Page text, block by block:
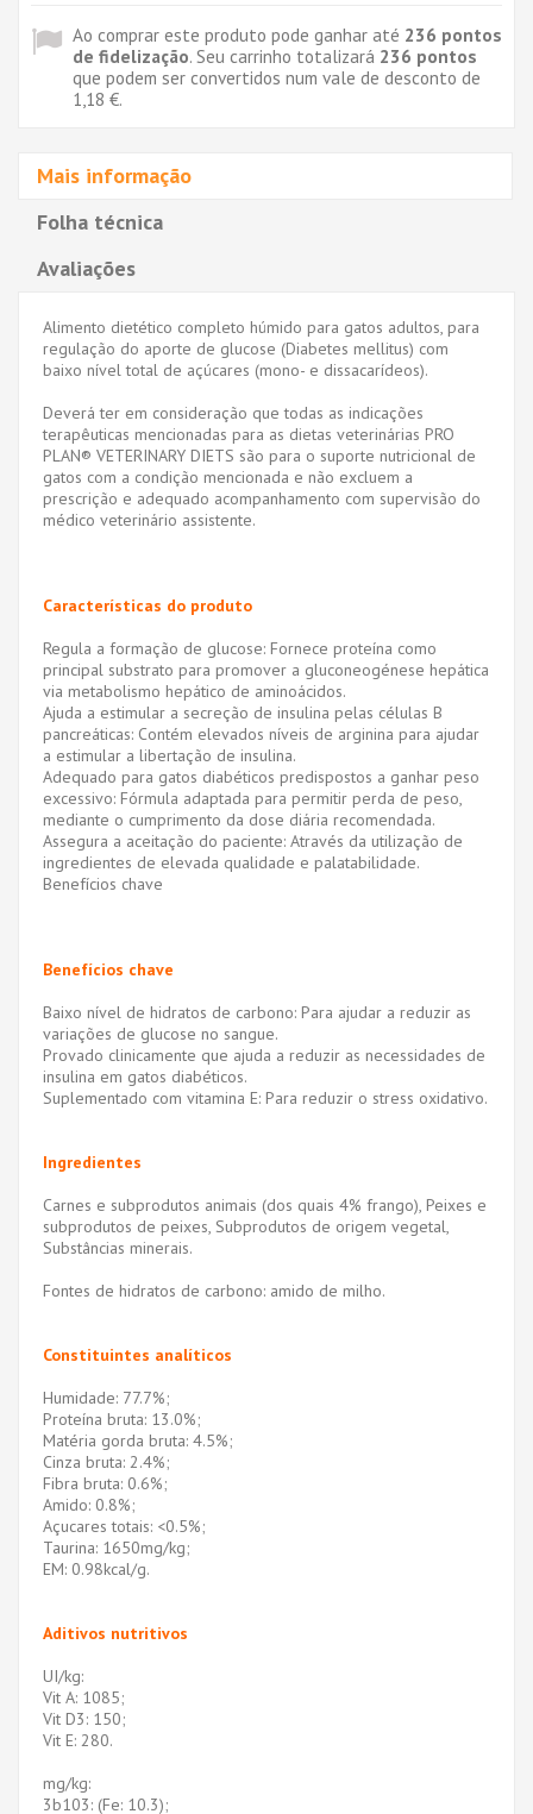
Ao comprar este produto pode ganhar até 236 pontos
de fidelização. Seu carrinho totalizará 236 pontos
que podem ser convertidos num vale de desconto de
1,18 €.
Mais informação
Folha técnica
Avaliações
Alimento dietético completo húmido para gatos adultos, para
regulação do aporte de glucose (Diabetes mellitus) com
baixo nível total de açúcares (mono- e dissacarídeos).
Deverá ter em consideração que todas as indicações
terapêuticas mencionadas para as dietas veterinárias PRO
PLAN® VETERINARY DIETS são para o suporte nutricional de
gatos com a condição mencionada e não excluem a
prescrição e adequado acompanhamento com supervisão do
médico veterinário assistente.
Características do produto
Regula a formação de glucose: Fornece proteína como
principal substrato para promover a gluconeogénese hepática
via metabolismo hepático de aminoácidos.
Ajuda a estimular a secreção de insulina pelas células B
pancreáticas: Contém elevados níveis de arginina para ajudar
a estimular a libertação de insulina.
Adequado para gatos diabéticos predispostos a ganhar peso
excessivo: Fórmula adaptada para permitir perda de peso,
mediante o cumprimento da dose diária recomendada.
Assegura a aceitação do paciente: Através da utilização de
ingredientes de elevada qualidade e palatabilidade.
Benefícios chave
Benefícios chave
Baixo nível de hidratos de carbono: Para ajudar a reduzir as
variações de glucose no sangue.
Provado clinicamente que ajuda a reduzir as necessidades de
insulina em gatos diabéticos.
Suplementado com vitamina E: Para reduzir o stress oxidativo.
Ingredientes
Carnes e subprodutos animais (dos quais 4% frango), Peixes e
subprodutos de peixes, Subprodutos de origem vegetal,
Substâncias minerais.
Fontes de hidratos de carbono: amido de milho.
Constituintes analíticos
Humidade: 77.7%;
Proteína bruta: 13.0%;
Matéria gorda bruta: 4.5%;
Cinza bruta: 2.4%;
Fibra bruta: 0.6%;
Amido: 0.8%;
Açucares totais: <0.5%;
Taurina: 1650mg/kg;
EM: 0.98kcal/g.
Aditivos nutritivos
UI/kg:
Vit A: 1085;
Vit D3: 150;
Vit E: 280.
mg/kg:
3b103: (Fe: 10.3);